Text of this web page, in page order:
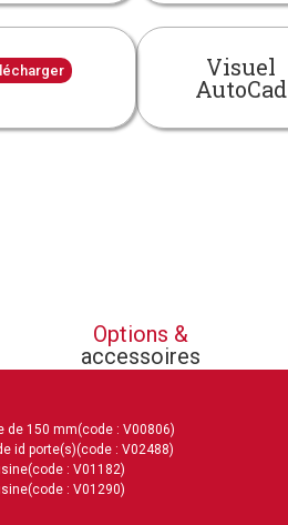
Visuel
AutoCad
Options &
accessoires
de 150 mm(code : V00806)
id porte(s)(code : V02488)
(code : V01182)
(code : V01290)